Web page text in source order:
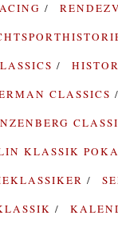
CLASSICS
KLASSIK